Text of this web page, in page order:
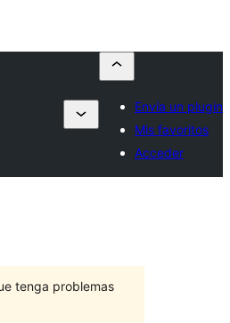
Envía un plugin
Mis favoritos
Acceder
tenga problemas